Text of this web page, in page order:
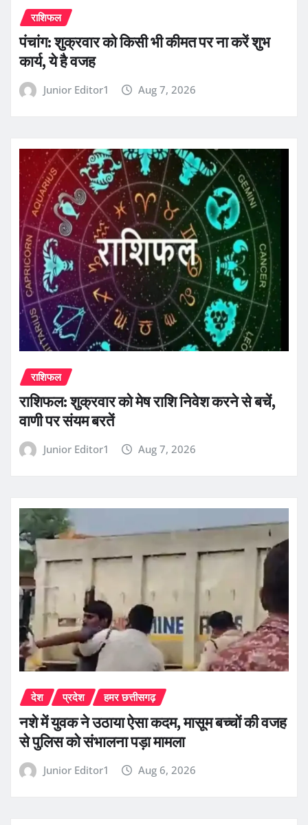
राशिफल
पंचांग: शुक्रवार को किसी भी कीमत पर ना करें शुभ
कार्य, ये है वजह
Junior Editor1 Aug 7, 2026
राशिफल
राशिफल: शुक्रवार को मेष राशि निवेश करने से बचें,
वाणी पर संयम बरतें
Junior Editor1 Aug 7, 2026
देश प्रदेश हमर छत्तीसगढ़
नशे में युवक ने उठाया ऐसा कदम, मासूम बच्चों की वजह
से पुलिस को संभालना पड़ा मामला
Junior Editor1 Aug 6, 2026